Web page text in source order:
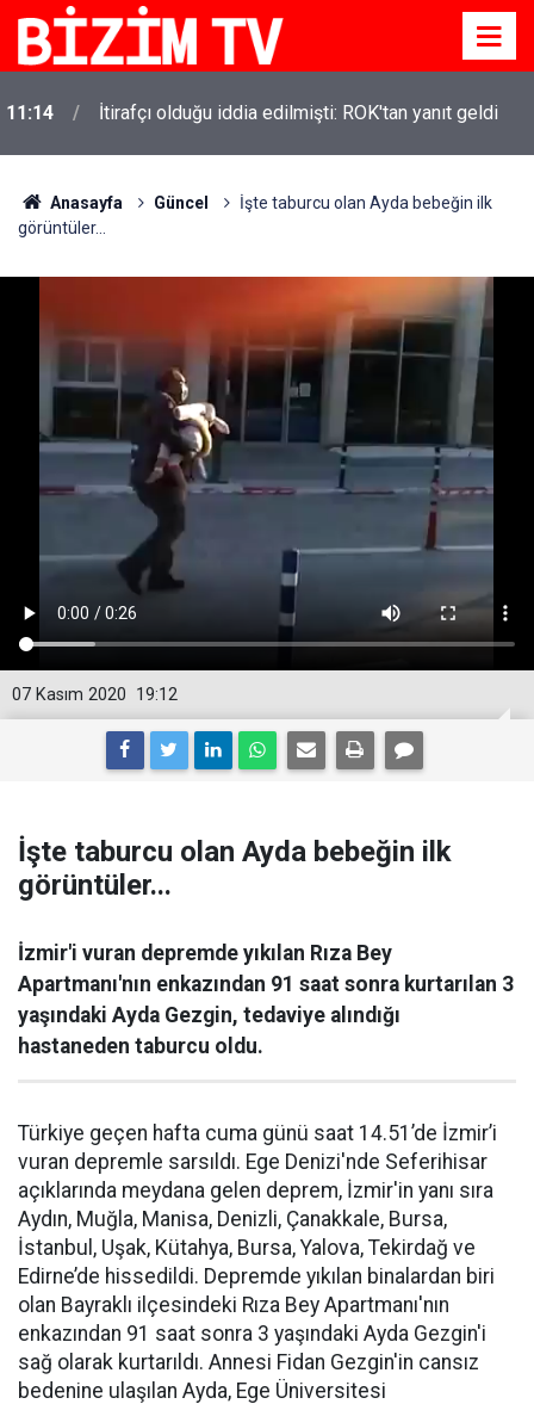
11:14 İtirafçı olduğu iddia edilmişti: ROK'tan yanıt geldi
Anasayfa Güncel
İşte taburcu olan Ayda bebeğin ilk
görüntüler...
19:12
07 Kasım 2020
İşte taburcu olan Ayda bebeğin ilk
görüntüler...
İzmir'i vuran depremde yıkılan Rıza Bey
Apartmanı'nın enkazından 91 saat sonra kurtarılan 3
yaşındaki Ayda Gezgin, tedaviye alındığı
hastaneden taburcu oldu.
Türkiye geçen hafta cuma günü saat 14.51’de İzmir’i
vuran depremle sarsıldı. Ege Denizi'nde Seferihisar
açıklarında meydana gelen deprem, İzmir'in yanı sıra
Aydın, Muğla, Manisa, Denizli, Çanakkale, Bursa,
İstanbul, Uşak, Kütahya, Bursa, Yalova, Tekirdağ ve
Edirne’de hissedildi. Depremde yıkılan binalardan biri
olan Bayraklı ilçesindeki Rıza Bey Apartmanı'nın
enkazından 91 saat sonra 3 yaşındaki Ayda Gezgin'i
sağ olarak kurtarıldı. Annesi Fidan Gezgin'in cansız
bedenine ulaşılan Ayda, Ege Üniversitesi